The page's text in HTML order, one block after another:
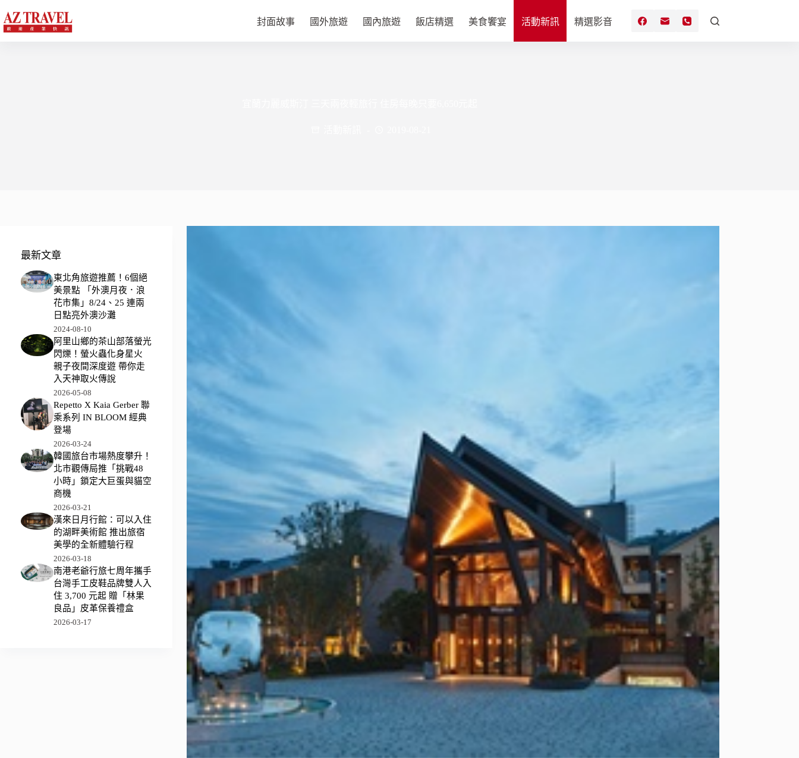
至
主
封面故事 國外旅遊 國內旅遊 飯店精選 美食饗宴 活動新訊 精選影音
最新文章
東北角旅遊推薦！6個絕
美景點 「外澳月夜．浪
花市集」8/24、25 連兩
日點亮外澳沙灘
2024-08-10
阿里山鄉的茶山部落螢光
閃爍！螢火蟲化身星火
親子夜間深度遊 帶你走
入天神取火傳說
2026-05-08
Repetto X Kaia Gerber 聯
乘系列 IN BLOOM 經典
登場
2026-03-24
韓國旅台市場熱度攀升！
北市觀傳局推「挑戰48
小時」鎖定大巨蛋與貓空
商機
2026-03-21
漢來日月行館：可以入住
的湖畔美術館 推出旅宿
美學的全新體驗行程
2026-03-18
南港老爺行旅七周年攜手
台灣手工皮鞋品牌雙人入
住 3,700 元起 贈「林果
良品」皮革保養禮盒
2026-03-17